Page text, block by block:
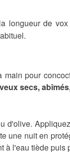
longueur de
pour
secs,
d'olive.
une nuit en
à l'eau tiède puis